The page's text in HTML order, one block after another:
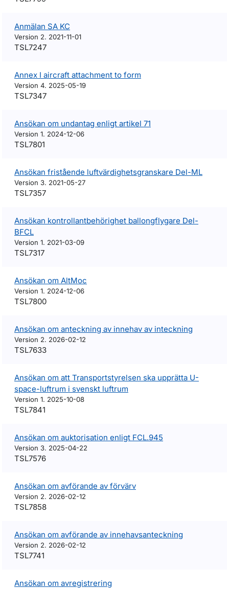
Anmälan SA KC
Version 2. 2021-11-01
TSL7247
Annex I aircraft attachment to form
Version 4. 2025-05-19
TSL7347
Ansökan om undantag enligt artikel 71
Version 1. 2024-12-06
TSL7801
Ansökan fristående luftvärdighetsgranskare Del-ML
Version 3. 2021-05-27
TSL7357
Ansökan kontrollantbehörighet ballongflygare Del-
BFCL
Version 1. 2021-03-09
TSL7317
Ansökan om AltMoc
Version 1. 2024-12-06
TSL7800
Ansökan om anteckning av innehav av inteckning
Version 2. 2026-02-12
TSL7633
Ansökan om att Transportstyrelsen ska upprätta U-
space-luftrum i svenskt luftrum
Version 1. 2025-10-08
TSL7841
Ansökan om auktorisation enligt FCL.945
Version 3. 2025-04-22
TSL7576
Ansökan om avförande av förvärv
Version 2. 2026-02-12
TSL7858
Ansökan om avförande av innehavsanteckning
Version 2. 2026-02-12
TSL7741
Ansökan om avregistrering